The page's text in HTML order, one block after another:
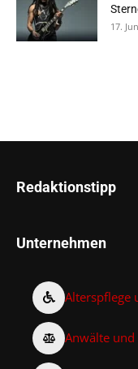
17.
Redaktionstipp
Unternehmen
Alterspflege
Anwälte